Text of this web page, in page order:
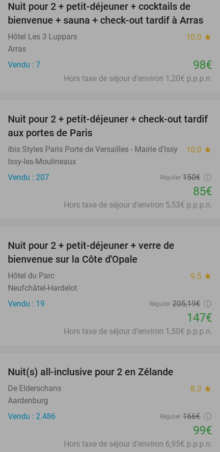
Nuit pour 2 + petit-déjeuner + cocktails de
bienvenue + sauna + check-out tardif à Arras
Hôtel Les 3 Luppars 10.0 star
Arras
Vendu : 7
98€
Hors taxe de séjour d'environ 1,20€ p.p.p.n.
43%
Nuit pour 2 + petit-déjeuner + check-out tardif
aux portes de Paris
ibis Styles Paris Porte de Versailles - Mairie d'Issy 10.0 star
Issy-les-Moulineaux
Vendu : 207
Régulier 150€
85€
Hors taxe de séjour d'environ 5,53€ p.p.p.n.
Nuit pour 2 + petit-déjeuner + verre de
bienvenue sur la Côte d'Opale
Hôtel du Parc 9.5 star
Neufchâtel-Hardelot
Vendu : 19
Régulier 205,19€
147€
Hors taxe de séjour d'environ 1,50€ p.p.p.n.
Nuit(s) all-inclusive pour 2 en Zélande
De Elderschans 8.3 star
Aardenburg
Vendu : 2.486
Régulier 166€
99€
Hors taxe de séjour d'environ 6,95€ p.p.p.n.